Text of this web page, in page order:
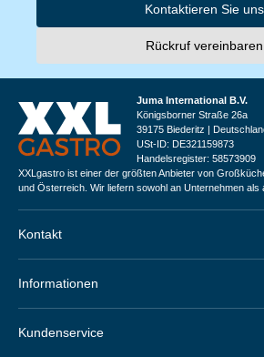
Kontaktieren Sie uns
Rückruf vereinbaren
Juma International B.V.
Königsborner Straße 26a
39175 Biederitz |
USt-ID: DE321159873
Handelsregister: 58573909
XXLgastro ist einer der größten Anbieter von
und Österreich. Wir liefern sowohl an Unternehmen als
Kontakt
Informationen
Kundenservice